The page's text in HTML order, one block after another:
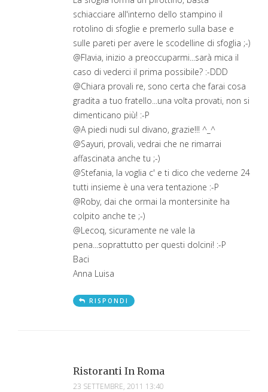
schiacciare all'interno dello stampino il
rotolino di sfoglie e premerlo sulla base e
sulle pareti per avere le scodelline di sfoglia ;-)
@Flavia, inizio a preoccuparmi...sarà mica il
caso di vederci il prima possibile? :-DDD
@Chiara provali re, sono certa che farai cosa
gradita a tuo fratello...una volta provati, non si
dimenticano più! :-P
@A piedi nudi sul divano, grazie!!! ^_^
@Sayuri, provali, vedrai che ne rimarrai
affascinata anche tu ;-)
@Stefania, la voglia c' e ti dico che vederne 24
tutti insieme è una vera tentazione :-P
@Roby, dai che ormai la montersinite ha
colpito anche te ;-)
@Lecoq, sicuramente ne vale la
pena...soprattutto per questi dolcini! :-P
Baci
Anna Luisa
RISPONDI
Ristoranti In Roma
23 SETTEMBRE, 2011 13:40